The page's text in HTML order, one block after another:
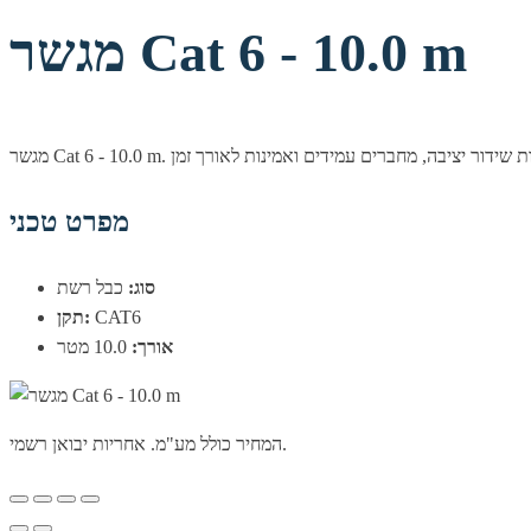
מגשר Cat 6 - 10.0 m
מפרט טכני
סוג: כבל רשת
תקן: CAT6
אורך:
המחיר כולל מע"מ. אחריות יבואן רשמי.